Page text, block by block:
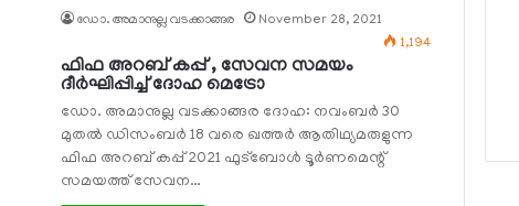
ഡോ. അമാനുല്ല വടക്കാങ്ങര
November 28, 2021
1,194
ഫിഫ അറബ് കപ്പ് , സേവന സമയം
ദീര്‍ഘിപ്പിച്ച് ദോഹ മെട്രോ
ഡോ. അമാനുല്ല വടക്കാങ്ങര ദോഹ: നവംബര്‍ 30
മുതല്‍ ഡിസംബര്‍ 18 വരെ ഖത്തര്‍ ആതിഥ്യമരുളുന്ന
ഫിഫ അറബ് കപ്പ് 2021 ഫുട്‌ബോള്‍ ടൂര്‍ണമെന്റ്
സമയത്ത് സേവന…